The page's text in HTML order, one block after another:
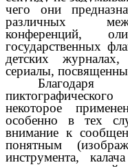
чего они
различных
конференций,
государственных
детских
сериалы,
некоторое
особенно в тех
внимание к
понятным
инструмента,